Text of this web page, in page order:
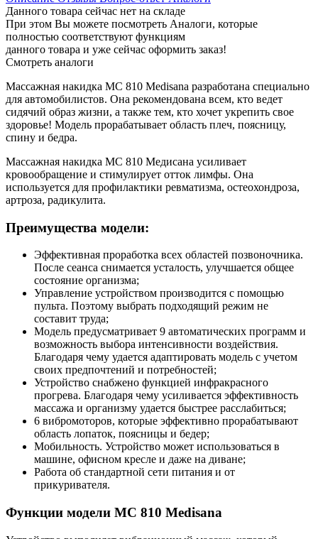
Данного товара сейчас нет на складе
При этом Вы можете посмотреть Аналоги, которые
полностью соответствуют функциям
данного товара и уже сейчас оформить заказ!
Смотреть аналоги
Массажная накидка MC 810 Medisana разработана специально
для автомобилистов. Она рекомендована всем, кто ведет
сидячий образ жизни, а также тем, кто хочет укрепить свое
здоровье! Модель прорабатывает область плеч, поясницу,
спину и бедра.
Массажная накидка MC 810 Медисана усиливает
кровообращение и стимулирует отток лимфы. Она
используется для профилактики ревматизма, остеохондроза,
артроза, радикулита.
Преимущества модели:
Эффективная проработка всех областей позвоночника.
После сеанса снимается усталость, улучшается общее
состояние организма;
Управление устройством производится с помощью
пульта. Поэтому выбрать подходящий режим не
составит труда;
Модель предусматривает 9 автоматических программ и
возможность выбора интенсивности воздействия.
Благодаря чему удается адаптировать модель с учетом
своих предпочтений и потребностей;
Устройство снабжено функцией инфракрасного
прогрева. Благодаря чему усиливается эффективность
массажа и организму удается быстрее расслабиться;
6 вибромоторов, которые эффективно прорабатывают
область лопаток, поясницы и бедер;
Мобильность. Устройство может использоваться в
машине, офисном кресле и даже на диване;
Работа об стандартной сети питания и от
прикуривателя.
Функции модели MC 810 Medisana